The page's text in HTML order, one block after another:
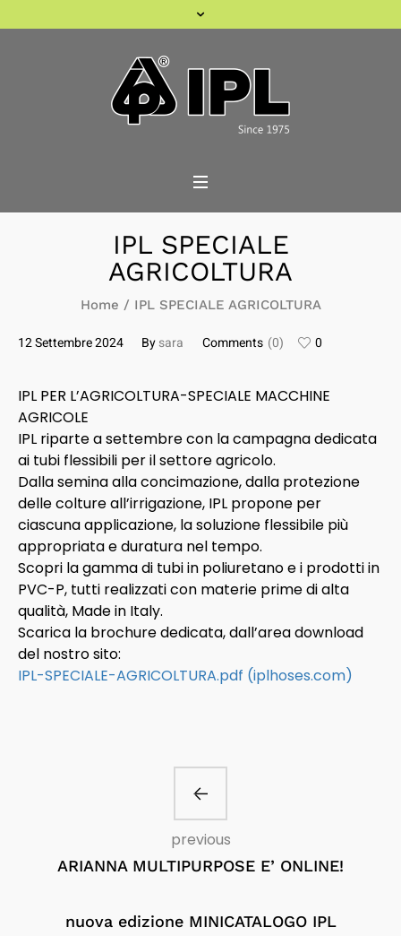
IPL SPECIALE
AGRICOLTURA
Home / IPL SPECIALE AGRICOLTURA
12 Settembre 2024 Bysara Comments (0) 0
IPL PER L’AGRICOLTURA-SPECIALE MACCHINE
AGRICOLE
IPL riparte a settembre con la campagna dedicata
ai tubi flessibili per il settore agricolo.
Dalla semina alla concimazione, dalla protezione
delle colture all’irrigazione, IPL propone per
ciascuna applicazione, la soluzione flessibile più
appropriata e duratura nel tempo.
Scopri la gamma di tubi in poliuretano e i prodotti in
PVC-P, tutti realizzati con materie prime di alta
qualità, Made in Italy.
Scarica la brochure dedicata, dall’area download
del nostro sito:
IPL-SPECIALE-AGRICOLTURA.pdf (iplhoses.com)
ARIANNA MULTIPURPOSE E’ ONLINE!
previous
nuova edizione MINICATALOGO IPL